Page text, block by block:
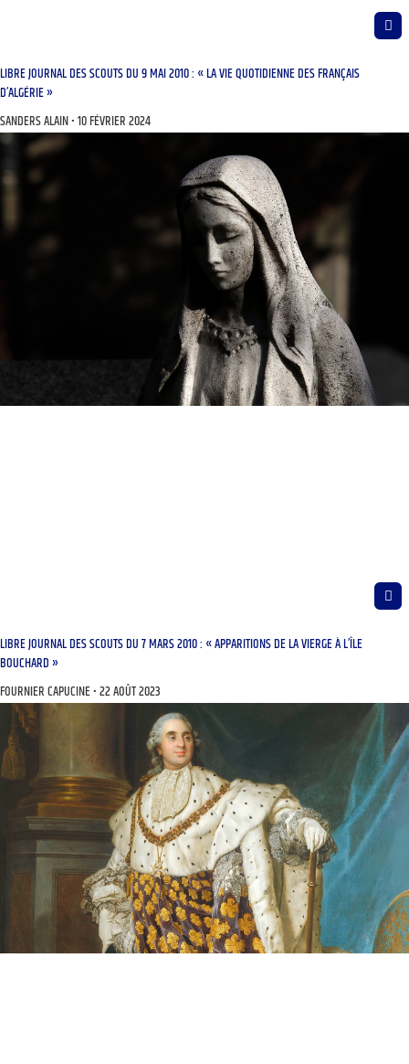
LIBRE JOURNAL DES SCOUTS DU 9 MAI 2010 : « LA VIE QUOTIDIENNE DES FRANÇAIS
D’ALGÉRIE »
SANDERS ALAIN 10 FÉVRIER 2024
LIBRE JOURNAL DES SCOUTS DU 7 MARS 2010 : « APPARITIONS DE LA VIERGE À L’ÎLE
BOUCHARD »
FOURNIER CAPUCINE 22 AOÛT 2023